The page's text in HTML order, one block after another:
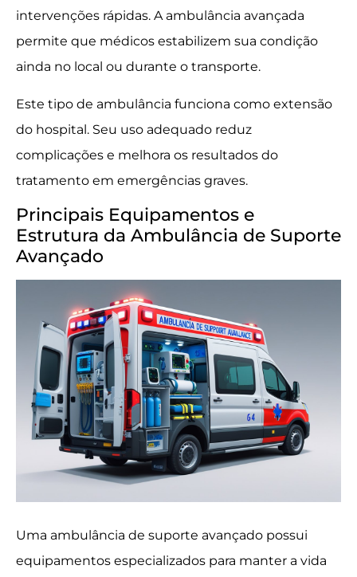
intervenções rápidas. A ambulância avançada
permite que médicos estabilizem sua condição
ainda no local ou durante o transporte.
Este tipo de ambulância funciona como extensão
do hospital. Seu uso adequado reduz
complicações e melhora os resultados do
tratamento em emergências graves.
Principais Equipamentos e
Estrutura da Ambulância de Suporte
Avançado
Uma ambulância de suporte avançado possui
equipamentos especializados para manter a vida